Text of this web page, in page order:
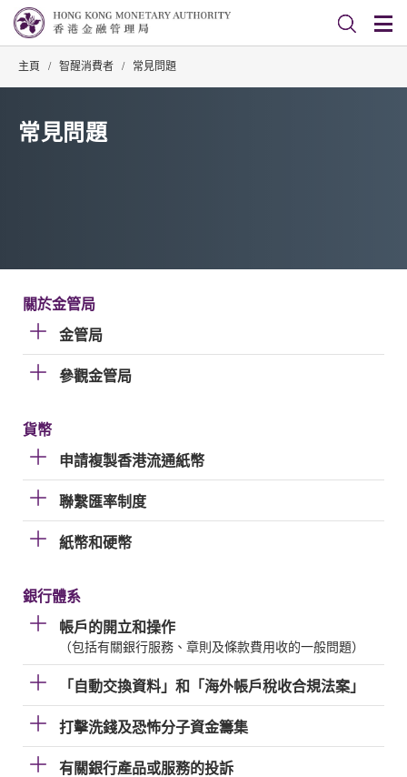
主頁 / 智醒消費者 / 常見問題
常見問題
關於金管局
金管局
參觀金管局
貨幣
申請複製香港流通紙幣
聯繫匯率制度
紙幣和硬幣
銀行體系
帳戶的開立和操作
（包括有關銀行服務、章則及條款費用收的一般問題）
「自動交換資料」和「海外帳戶稅收合規法案」
打擊洗錢及恐怖分子資金籌集
有關銀行產品或服務的投訴